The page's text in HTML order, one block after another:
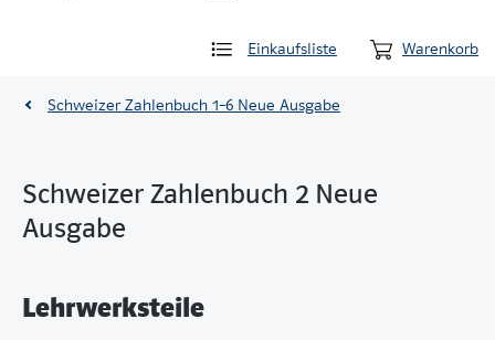
Einkaufsliste Warenkorb
Schweizer Zahlenbuch 1–6 Neue Ausgabe
Schweizer Zahlenbuch 2 Neue
Ausgabe
Lehrwerksteile